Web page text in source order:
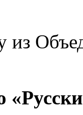
из